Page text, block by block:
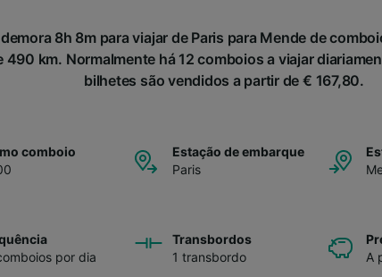
8h 8m para viajar de Paris para Mende de
490 km. Normalmente há 12 comboios a viajar
bilhetes são vendidos a partir de € 167,80.
comboio
Estação de embarque
Paris
por dia
Transbordos
1 transbordo
A